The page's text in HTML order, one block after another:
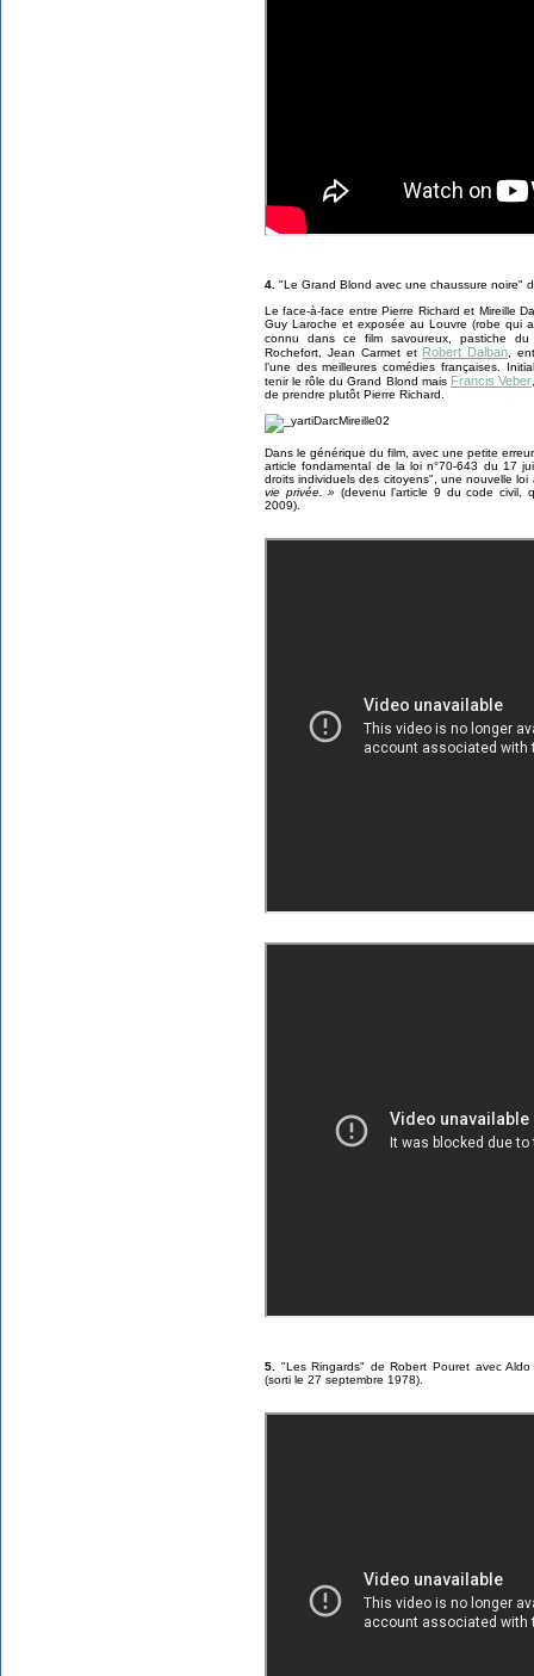
4. "Le Grand Blond avec une chaussure noire"
Le face-à-face entre Pierre Richard et Mireille
Guy Laroche et exposée au Louvre (robe qui
connu dans ce film savoureux, pastiche
Rochefort, Jean Carmet et Robert Dalban ,
l’une des meilleures comédies françaises.
tenir le rôle du Grand Blond mais Francis Veber
de prendre plutôt Pierre Richard.
Dans le générique du film, avec une petite
article fondamental de la loi n°70-643 du 17
droits individuels des citoyens", une nouvelle loi
vie privée. » (devenu l’article 9 du code civil,
2009).
5.
"Les Ringards" de Robert Pouret avec
(sorti le 27 septembre 1978).